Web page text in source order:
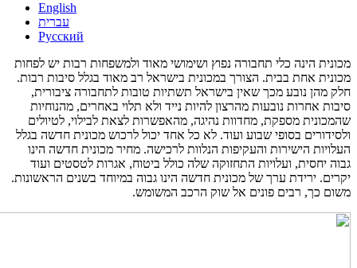
English
עברית
Русский
מכונית הינה כלי תחבורה נפוץ ושימושי מאוד ולמשפחות רבות יש לפחות
מכונית אחת בבית. הצורך במכונית בישראל רב מאוד בגלל סיבות רבות.
חלק מהן נובע מכך שאין בישראל תשתיות טובות לתחבורה ציבורית,
סיבות אחרות נובעות מהרצון להיות נייד ולא תלוי באחרים, מהנוחיות
שהמכונית מספקת, מחדוות נהיגה, מהאפשרות לצאת לבילוי, לטיולים
ולסידורים בסופי שבוע ועוד. לא כל אחד יכול לרכוש מכונית חדשה בגלל
העלויות הישירות והעקיפות הנלוות לרכישה. מחיר מכונית חדשה הינו
גבוה יחסית, ועלויות התחזוקה שלה כולל ביטוח, אגרות לטסטים ועוד
יקרים. ירידת ערך של מכונית חדשה הינו גבוה במיוחד בשנים הראשונות.
משום כך, רבים פונים אל שוק הרכב המשומש.